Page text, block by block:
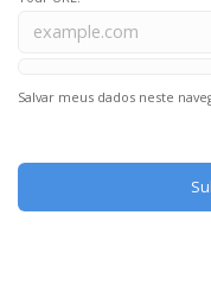
Salvar meus dados neste